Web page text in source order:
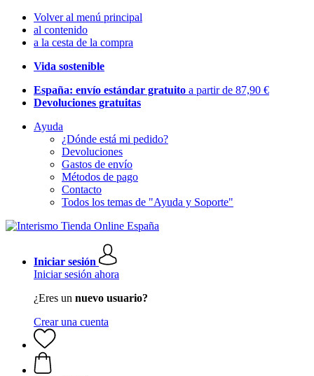
Volver al menú principal
al contenido
a la cesta de la compra
Vida sostenible
España: envío estándar gratuito a partir de 87,90 €
Devoluciones gratuitas
Ayuda
¿Dónde está mi pedido?
Devoluciones
Gastos de envío
Métodos de pago
Contacto
Todos los temas de "Ayuda y Soporte"
Iniciar sesión
Iniciar sesión ahora
¿Eres un nuevo usuario?
Crear una cuenta